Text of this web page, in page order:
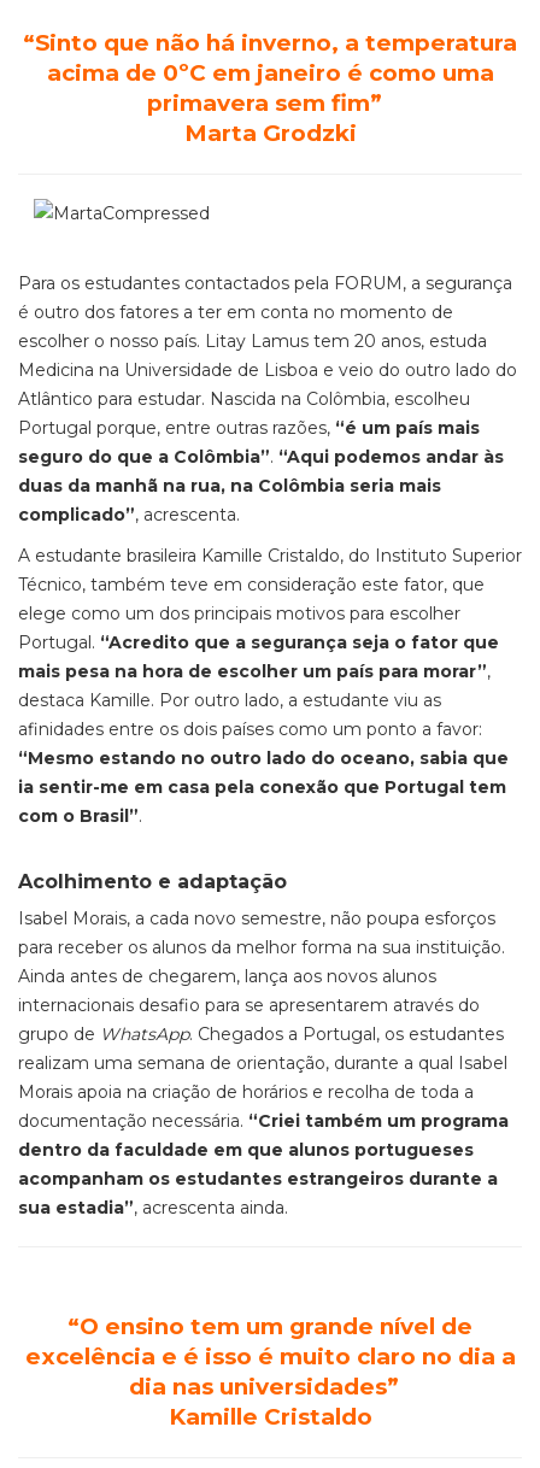
“Sinto que não há inverno, a temperatura
acima de 0ºC em janeiro é como uma
primavera sem fim”
Marta Grodzki
Para os estudantes contactados pela FORUM, a segurança
é outro dos fatores a ter em conta no momento de
escolher o nosso país. Litay Lamus tem 20 anos, estuda
Medicina na Universidade de Lisboa e veio do outro lado do
Atlântico para estudar. Nascida na Colômbia, escolheu
Portugal porque, entre outras razões, “é um país mais
seguro do que a Colômbia”. “Aqui podemos andar às
duas da manhã na rua, na Colômbia seria mais
complicado”, acrescenta.
A estudante brasileira Kamille Cristaldo, do Instituto Superior
Técnico, também teve em consideração este fator, que
elege como um dos principais motivos para escolher
Portugal. “Acredito que a segurança seja o fator que
mais pesa na hora de escolher um país para morar”,
destaca Kamille. Por outro lado, a estudante viu as
afinidades entre os dois países como um ponto a favor:
“Mesmo estando no outro lado do oceano, sabia que
ia sentir-me em casa pela conexão que Portugal tem
com o Brasil”.
Acolhimento e adaptação
Isabel Morais, a cada novo semestre, não poupa esforços
para receber os alunos da melhor forma na sua instituição.
Ainda antes de chegarem, lança aos novos alunos
internacionais desafio para se apresentarem através do
grupo de WhatsApp. Chegados a Portugal, os estudantes
realizam uma semana de orientação, durante a qual Isabel
Morais apoia na criação de horários e recolha de toda a
documentação necessária. “Criei também um programa
dentro da faculdade em que alunos portugueses
acompanham os estudantes estrangeiros durante a
sua estadia”, acrescenta ainda.
“O ensino tem um grande nível de
excelência e é isso é muito claro no dia a
dia nas universidades”
Kamille Cristaldo